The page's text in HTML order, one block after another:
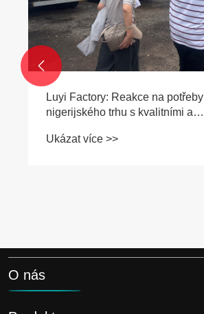
Luyi Factory: Reakce na potřeby
nigerijského trhu s kvalitními a
Ukázat více >>

O nás